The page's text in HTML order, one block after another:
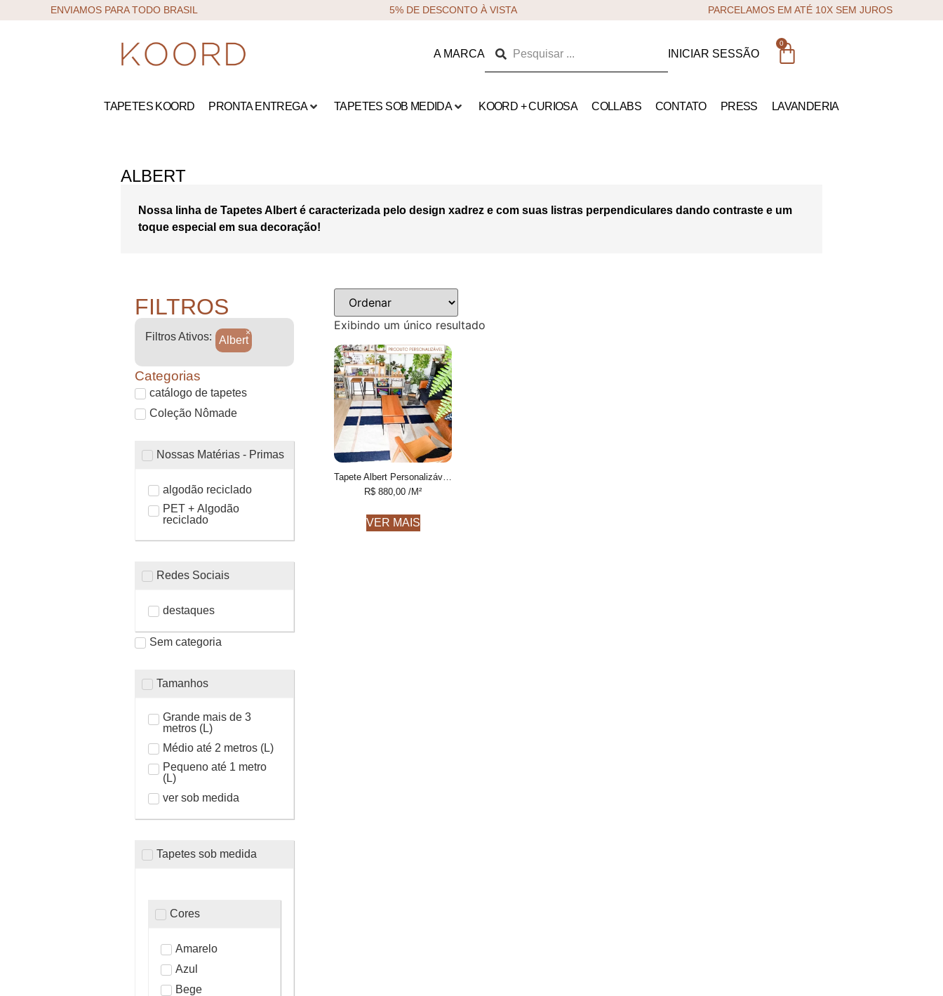
ENVIAMOS PARA TODO BRASIL 5% DE DESCONTO À VISTA PARCELAMOS EM ATÉ 10X SEM JUROS
A MARCA INICIAR SESSÃO
0
TAPETES KOORD PRONTA ENTREGA TAPETES SOB MEDIDA KOORD + CURIOSA COLLABS CONTATO PRESS LAVANDERIA
ALBERT
Nossa linha de Tapetes Albert é caracterizada pelo design xadrez e com suas listras perpendiculares dando contraste e um
toque especial em sua decoração!
FILTROS
Filtros Ativos: Albert
×
Categorias
catálogo de tapetes
Coleção Nômade
Nossas Matérias - Primas
algodão reciclado
PET + Algodão
reciclado
Redes Sociais
destaques
Sem categoria
Tamanhos
Grande mais de 3
metros (L)
Médio até 2 metros (L)
Pequeno até 1 metro
(L)
ver sob medida
Tapetes sob medida
Cores
Amarelo
Azul
Bege
Exibindo um único resultado
Tapete Albert Personalizável desenhado feito à mão, 100% Algodão reciclado
R$ 880,00 /M²
VER MAIS